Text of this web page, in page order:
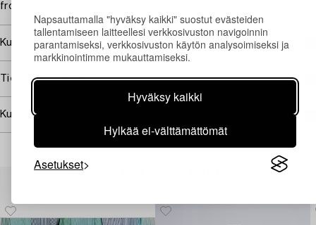
Napsauttamalla "hyväksy kaikki" suostut evästeiden
tallentamiseen laitteellesi verkkosivuston navigoinnin
parantamiseksi, verkkosivuston käytön analysoimiseksi ja
markkinointimme mukauttamiseksi.
Hyväksy kaikki
Hylkää ei-välttämättömät
Asetukset
from the artist.
Kuuluu jälleenmyyntikorvauksen piiriin
Tietoa ostamisesta
Kuvan käyttöoikeudet
Muiden katsomia kohteita